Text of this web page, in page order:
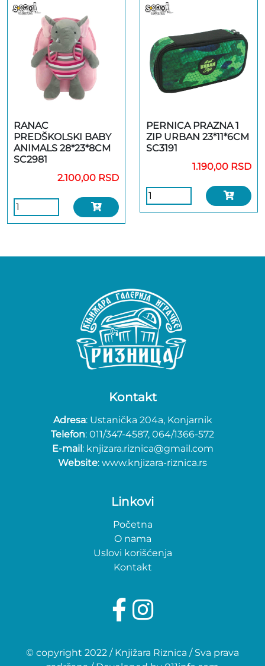
RANAC
PREDŠKOLSKI BABY
ANIMALS 28*23*8CM
SC2981
2.100,00 RSD
PERNICA PRAZNA 1
ZIP URBAN 23*11*6CM
SC3191
1.190,00 RSD
Kontakt
Adresa: Ustanička 204a, Konjarnik
Telefon: 011/347-4587, 064/1366-572
E-mail : knjizara.riznica@gmail.com
Website: www.knjizara-riznica.rs
Linkovi
Početna
O nama
Uslovi korišćenja
Kontakt
© copyright 2022 / Knjižara Riznica / Sva prava